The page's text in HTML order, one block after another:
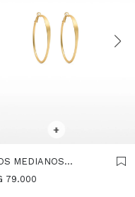
+
MEDIANOS
- DORADO
79.000